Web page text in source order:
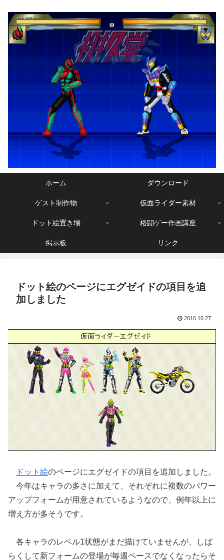
ホーム ダウンロード
ゲスト制作物 仮面ライダー素材
ドット絵置き場 格闘ゲー作画講座
掲示板 リンク
ドット絵のページにエグゼイドの項目を追
加しました
2016.10.27
ドット絵のページにエグゼイドの項目を追加しました。
今年はキャラの多さに加えて、それぞれに複数のパワー
アップフォームが用意されているようなので、例年以上に
増え方が多そうです。
各キャラのレベル1状態がまだ描けていませんが、しば
らくして新フォームの登場が毎週ペースでなくなったらそ